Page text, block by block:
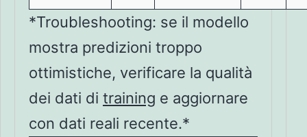
*Troubleshooting: se il modello
mostra predizioni troppo
ottimistiche, verificare la qualità
dei dati di training e aggiornare
con dati reali recente.*